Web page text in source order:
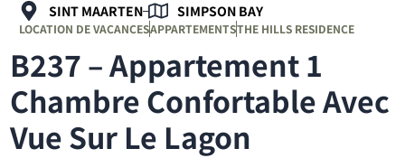
B237 – Appartement 1
Chambre Confortable Avec
Vue Sur Le Lagon
SINT MAARTEN SIMPSON BAY
LOCATION DE VACANCESAPPARTEMENTSTHE HILLS RESIDENCE